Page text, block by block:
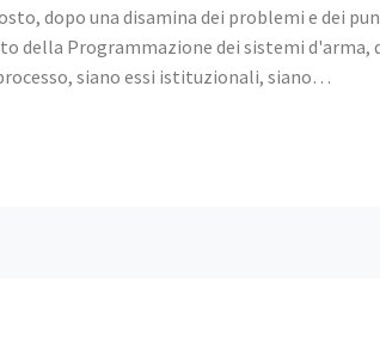
dopo una disamina dei problemi e dei
Programmazione dei sistemi d'arma,
siano essi istituzionali, siano…